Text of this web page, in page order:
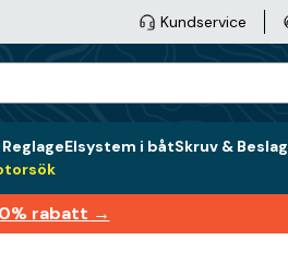
Kundservice
Elsystem i båtSkruv & Beslag
rabatt →